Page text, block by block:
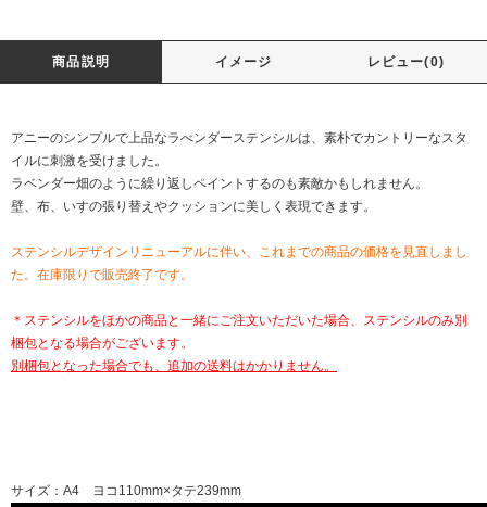
商品説明 イメージ レビュー(0)
アニーのシンプルで上品なラべンダーステンシルは、素朴でカントリーなスタ
イルに刺激を受けました。
ラベンダー畑のように繰り返しペイントするのも素敵かもしれません。
壁、布、いすの張り替えやクッションに美しく表現できます。
ステンシルデザインリニューアルに伴い、これまでの商品の価格を見直しまし
た。在庫限りで販売終了です。
＊ステンシルをほかの商品と一緒にご注文いただいた場合、ステンシルのみ別
梱包となる場合がございます。
別梱包となった場合でも、追加の送料はかかりません。
サイズ：A4 ヨコ110mm×タテ239mm